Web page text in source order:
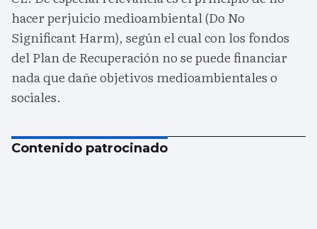
hacer perjuicio medioambiental (Do No
Significant Harm), según el cual con los fondos
del Plan de Recuperación no se puede financiar
nada que dañe objetivos medioambientales o
sociales.
Contenido patrocinado